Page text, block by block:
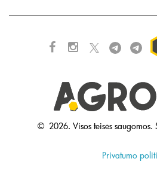
© 2026. Visos teisės saugomos.
Privatumo